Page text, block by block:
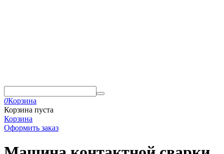
0Корзина
Корзина пуста
Корзина
Оформить заказ